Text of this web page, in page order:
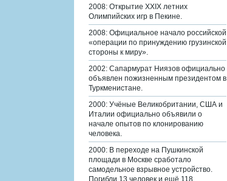
2008: Открытие XXIX летних
Олимпийских игр в Пекине.
2008: Официальное начало российской
«операции по принуждению грузинской
стороны к миру».
2002: Сапармурат Ниязов официально
объявлен пожизненным президентом в
Туркменистане.
2000: Учёные Великобритании, США и
Италии официально объявили о
начале опытов по клонированию
человека.
2000: В переходе на Пушкинской
площади в Москве сработало
самодельное взрывное устройство.
Погибли 13 человек и ещё 118